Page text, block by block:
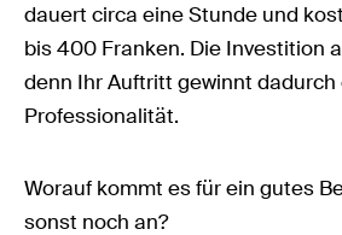
dauert circa eine Stunde und
bis 400 Franken. Die Investition
denn Ihr Auftritt gewinnt dadurch
Professionalität.
Worauf kommt es für ein gutes
sonst noch an?